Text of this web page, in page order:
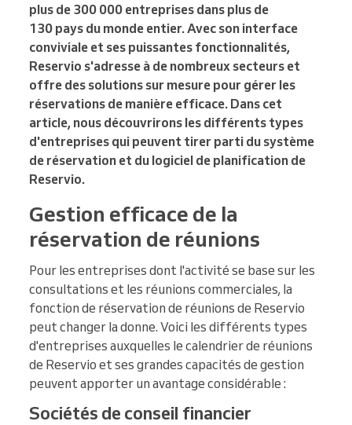
plus de 300 000 entreprises dans plus de
130 pays du monde entier. Avec son interface
conviviale et ses puissantes fonctionnalités,
Reservio s'adresse à de nombreux secteurs et
offre des solutions sur mesure pour gérer les
réservations de manière efficace. Dans cet
article, nous découvrirons les différents types
d'entreprises qui peuvent tirer parti du système
de réservation et du logiciel de planification de
Reservio.
Gestion efficace de la
réservation de réunions
Pour les entreprises dont l'activité se base sur les
consultations et les réunions commerciales, la
fonction de réservation de réunions de Reservio
peut changer la donne. Voici les différents types
d'entreprises auxquelles le calendrier de réunions
de Reservio et ses grandes capacités de gestion
peuvent apporter un avantage considérable :
Sociétés de conseil financier